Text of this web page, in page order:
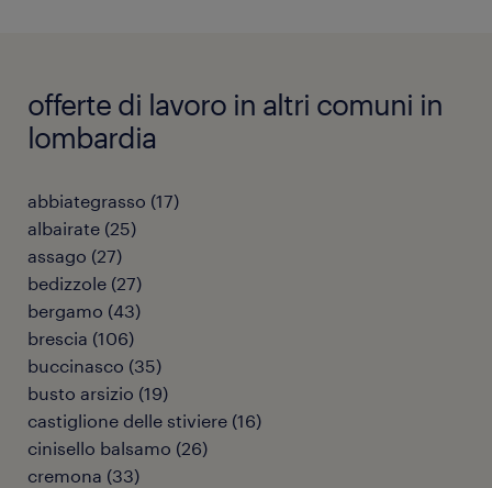
offerte di lavoro in altri comuni in
lombardia
abbiategrasso (17)
albairate (25)
assago (27)
bedizzole (27)
bergamo (43)
brescia (106)
buccinasco (35)
busto arsizio (19)
castiglione delle stiviere (16)
cinisello balsamo (26)
cremona (33)